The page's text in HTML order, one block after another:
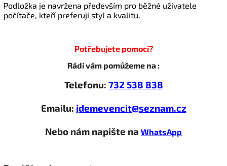
Podložka je navržena především pro běžné uživatele
počítače, kteří preferují styl a kvalitu.
Potřebujete pomoci?
Rádi vám pomůžeme na :
Telefonu: 732 538 838
Emailu: jdemevencit@seznam.cz
Nebo nám napište na WhatsApp